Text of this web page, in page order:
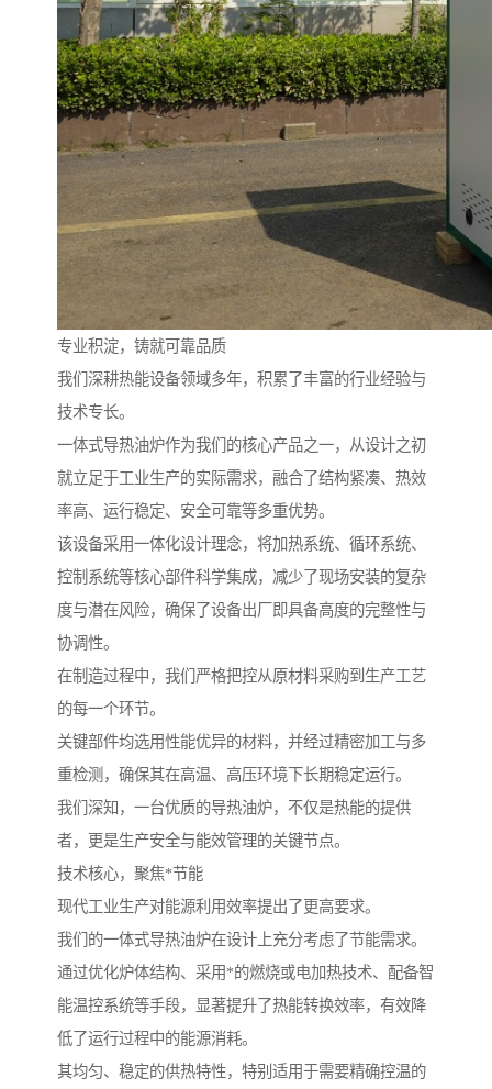
专业积淀，铸就可靠品质
我们深耕热能设备领域多年，积累了丰富的行业经验与
技术专长。
一体式导热油炉作为我们的核心产品之一，从设计之初
就立足于工业生产的实际需求，融合了结构紧凑、热效
率高、运行稳定、安全可靠等多重优势。
该设备采用一体化设计理念，将加热系统、循环系统、
控制系统等核心部件科学集成，减少了现场安装的复杂
度与潜在风险，确保了设备出厂即具备高度的完整性与
协调性。
在制造过程中，我们严格把控从原材料采购到生产工艺
的每一个环节。
关键部件均选用性能优异的材料，并经过精密加工与多
重检测，确保其在高温、高压环境下长期稳定运行。
我们深知，一台优质的导热油炉，不仅是热能的提供
者，更是生产安全与能效管理的关键节点。
技术核心，聚焦*节能
现代工业生产对能源利用效率提出了更高要求。
我们的一体式导热油炉在设计上充分考虑了节能需求。
通过优化炉体结构、采用*的燃烧或电加热技术、配备智
能温控系统等手段，显著提升了热能转换效率，有效降
低了运行过程中的能源消耗。
其均匀、稳定的供热特性，特别适用于需要精确控温的